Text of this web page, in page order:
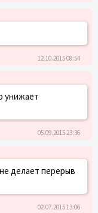
12.10.2015 08:54
унижает
05.09.2015 23:36
делает перерыв
02.07.2015 13:06